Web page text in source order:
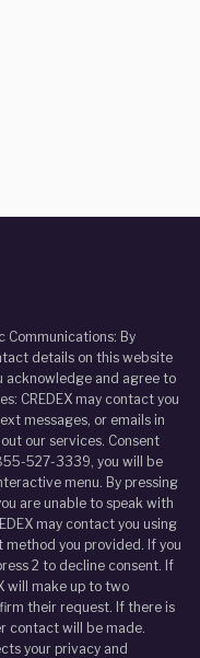
Communications: By
details on this website
acknowledge and agree to
CREDEX may contact you
messages, or emails in
our services. Consent
527-3339, you will be
menu. By pressing
are unable to speak with
may contact you using
you provided. If you
2 to decline consent. If
will make up to two
their request. If there is
contact will be made.
your privacy and